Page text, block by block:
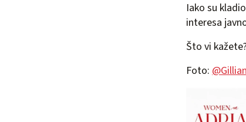
Iako su
interesa
Što vi
Foto: